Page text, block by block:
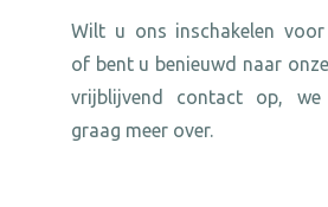
Wilt u ons inschakelen voor
of bent u benieuwd naar
vrijblijvend contact op,
graag meer over.